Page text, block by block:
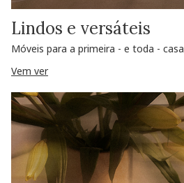
Lindos e versáteis
Móveis para a primeira - e toda - casa
Vem ver